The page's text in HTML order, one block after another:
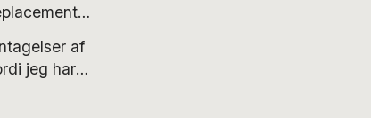
af
jeg har